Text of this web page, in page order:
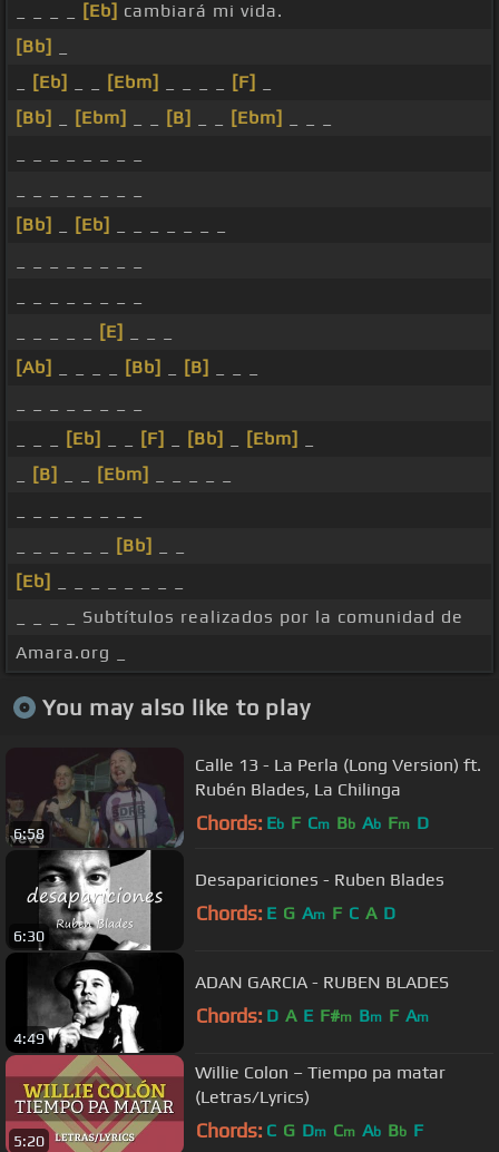
[Eb] cambiará mi vida.
[Bb]
[Eb] [Ebm] [F]
[Bb]
[Ebm] [B] [Ebm]
[Bb]
[Eb]
[E]
[Ab]
[Bb] [B]
[Eb] [F] [Bb] [Ebm]
[B] [Ebm]
[Bb]
[Eb]
_ _ _ _ Subtítulos realizados por la comunidad de
Amara.org _
You may also like to play
6:58
Calle 13 - La Perla (Long Version) ft.
Rubén Blades, La Chilinga
Chords: Eb F Cm Bb Ab Fm D
6:30
Desapariciones - Ruben Blades
Chords: E G Am F C A D
4:49
ADAN GARCIA - RUBEN BLADES
Chords: D A E F#m Bm F Am
5:20
Willie Colon – Tiempo pa matar
(Letras/Lyrics)
Chords: C G Dm Cm Ab Bb F